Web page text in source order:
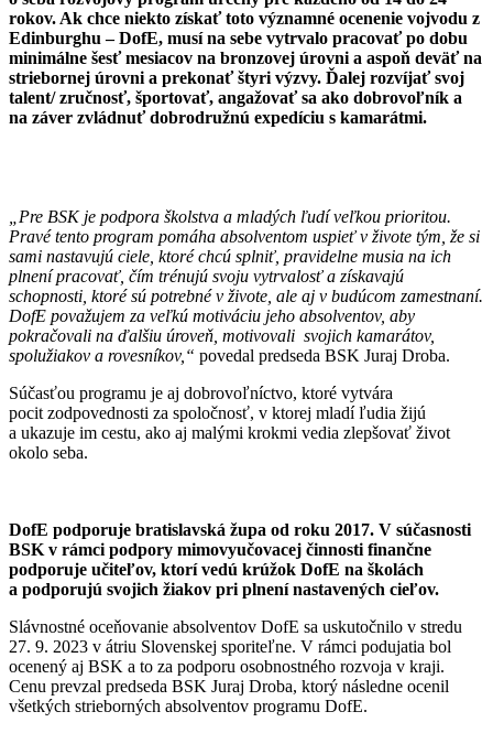
rokov. Ak chce niekto získať toto významné ocenenie vojvodu z
Edinburghu – DofE, musí na sebe vytrvalo pracovať po dobu
minimálne šesť mesiacov na bronzovej úrovni a aspoň deväť na
striebornej úrovni a prekonať štyri výzvy. Ďalej rozvíjať svoj
talent/ zručnosť, športovať, angažovať sa ako dobrovoľník a
na záver zvládnuť dobrodružnú expedíciu s kamarátmi.
„Pre BSK je podpora školstva a mladých ľudí veľkou prioritou.
Pravé tento program pomáha absolventom uspieť v živote tým, že si
sami nastavujú ciele, ktoré chcú splniť, pravidelne musia na ich
plnení pracovať, čím trénujú svoju vytrvalosť a získavajú
schopnosti, ktoré sú potrebné v živote, ale aj v budúcom zamestnaní.
DofE považujem za veľkú motiváciu jeho absolventov, aby
pokračovali na ďalšiu úroveň, motivovali svojich kamarátov,
spolužiakov a rovesníkov,“ povedal predseda BSK Juraj Droba.
Súčasťou programu je aj dobrovoľníctvo, ktoré vytvára
pocit zodpovednosti za spoločnosť, v ktorej mladí ľudia žijú
a ukazuje im cestu, ako aj malými krokmi vedia zlepšovať život
okolo seba.
DofE podporuje bratislavská župa od roku 2017. V súčasnosti
BSK v rámci podpory mimovyučovacej činnosti finančne
podporuje učiteľov, ktorí vedú krúžok DofE na školách
a podporujú svojich žiakov pri plnení nastavených cieľov.
Slávnostné oceňovanie absolventov DofE sa uskutočnilo v stredu
27. 9. 2023 v átriu Slovenskej sporiteľne. V rámci podujatia bol
ocenený aj BSK a to za podporu osobnostného rozvoja v kraji.
Cenu prevzal predseda BSK Juraj Droba, ktorý následne ocenil
všetkých strieborných absolventov programu DofE.